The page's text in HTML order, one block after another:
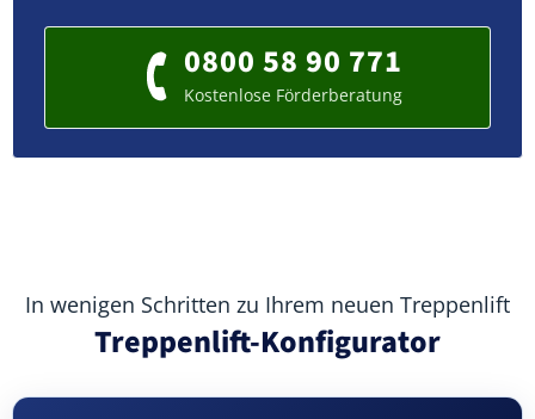
0800 58 90 771
Kostenlose Förderberatung
In wenigen Schritten zu Ihrem neuen Treppenlift
Treppenlift-Konfigurator